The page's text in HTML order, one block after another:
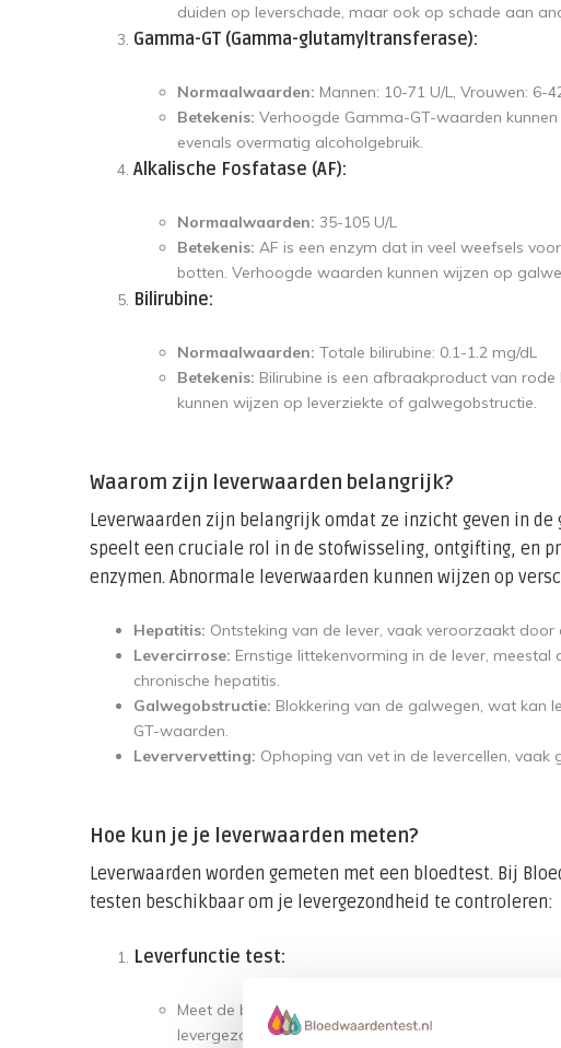
duiden op leverschade, maar ook op schade aan
Gamma-GT (Gamma-glutamyltransferase):
Normaalwaarden: Mannen: 10-71 U/L, Vrouwen: 6-
Betekenis: Verhoogde Gamma-GT-waarden
evenals overmatig alcoholgebruik.
Alkalische Fosfatase (AF):
Normaalwaarden: 35-105 U/L
Betekenis: AF is een enzym dat in veel weefsels
botten. Verhoogde waarden kunnen wijzen op
Bilirubine:
Normaalwaarden: Totale bilirubine: 0.1-1.2 mg/dL
Betekenis: Bilirubine is een afbraakproduct van
kunnen wijzen op leverziekte of galwegobstructie.
Waarom zijn leverwaarden belangrijk?
Leverwaarden zijn belangrijk omdat ze inzicht geven in de
speelt een cruciale rol in de stofwisseling, ontgifting, en
enzymen. Abnormale leverwaarden kunnen wijzen op
Hepatitis: Ontsteking van de lever, vaak veroorzaakt door
Levercirrose: Ernstige littekenvorming in de lever,
chronische hepatitis.
Galwegobstructie: Blokkering van de galwegen, wat kan
GT-waarden.
Leververvetting: Ophoping van vet in de levercellen,
Hoe kun je je leverwaarden meten?
Leverwaarden worden gemeten met een bloedtest. Bij
testen beschikbaar om je levergezondheid te controleren:
Leverfunctie test:
Meet de belangrijkste leverenzymen en eiwitten om
levergezondheid.